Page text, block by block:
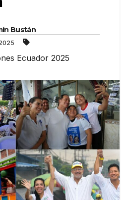
Bustán
Ecuador 2025